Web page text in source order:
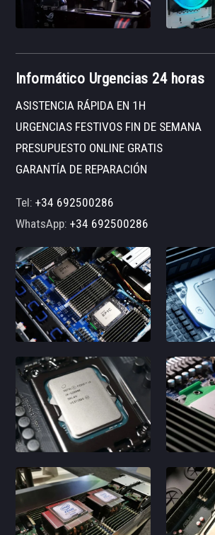
Informático Urgencias 24 horas
ASISTENCIA RÁPIDA EN 1H
URGENCIAS FESTIVOS FIN DE SEMANA
PRESUPUESTO ONLINE GRATIS
GARANTÍA DE REPARACIÓN
Tel:+34 692500286
WhatsApp:+34 692500286